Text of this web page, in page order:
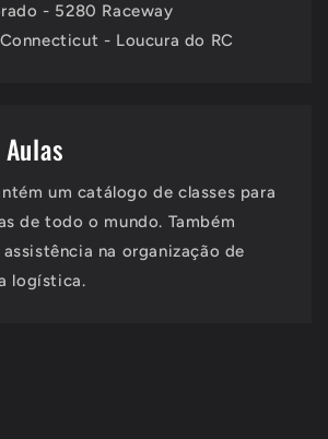
- 5280 Raceway
- Loucura do RC
um catálogo de classes para
de todo o mundo. Também
na organização de
logística.